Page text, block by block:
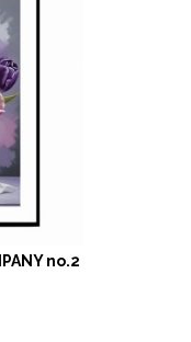
no.2